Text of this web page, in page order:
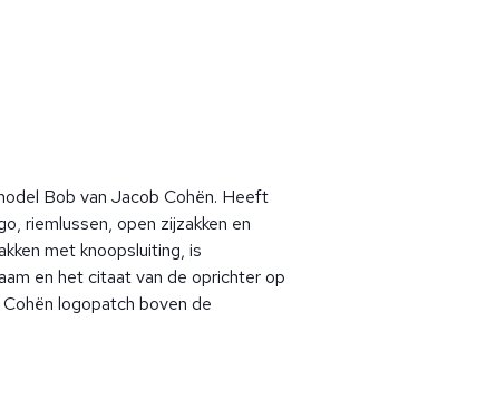
Bob van Jacob Cohën. Heeft
riemlussen, open zijzakken en
met knoopsluiting, is
en het citaat van de oprichter op
logopatch boven de